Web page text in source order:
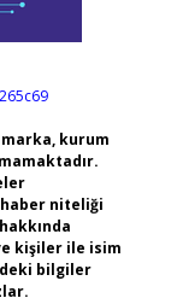
kurum
niteliği
kişiler ile isim
bilgiler